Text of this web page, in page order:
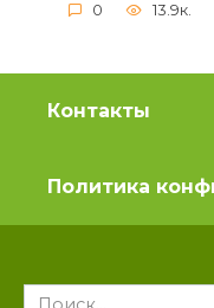
0 13.9к.
Контакты
Политика
Search